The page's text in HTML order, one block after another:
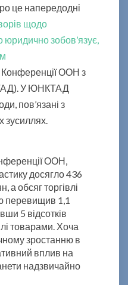
це напередодні
щодо
зобов’язує,
Конференції ООН з
У ЮНКТАД
пов’язані з
зусиллях.
ООН,
досягло 436
а обсяг торгівлі
перевищив 1,1
5 відсотків
товарами. Хоча
зростанню в
вплив на
надзвичайно